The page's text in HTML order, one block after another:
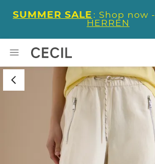
SUMMER SALE : Shop now -
HERREN